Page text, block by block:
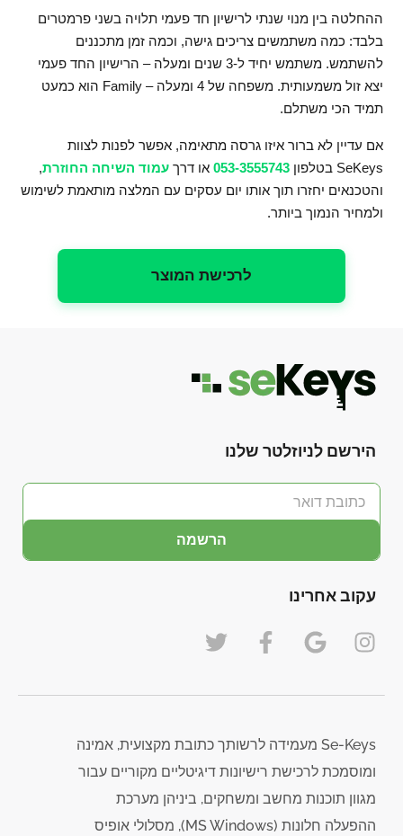
ההחלטה בין מנוי שנתי לרישיון חד פעמי תלויה בשני פרמטרים
בלבד: כמה משתמשים צריכים גישה, וכמה זמן מתכננים
להשתמש. משתמש יחיד ל-3 שנים ומעלה – הרישיון החד פעמי
יצא זול משמעותית. משפחה של 4 ומעלה – Family הוא כמעט
תמיד הכי משתלם.
אם עדיין לא ברור איזו גרסה מתאימה, אפשר לפנות לצוות
SeKeys בטלפון
053-3555743 או דרךעמוד השיחה החוזרת,
והטכנאים יחזרו תוך אותו יום עסקים עם המלצה מותאמת לשימוש
ולמחיר הנמוך ביותר.
לרכישת המוצר
הירשם לניוזלטר שלנו
הרשמה
עקוב אחרינו
Se-Keys מעמידה לרשותך כתובת מקצועית, אמינה
ומוסמכת לרכישת רישיונות דיגיטליים מקוריים עבור
מגוון תוכנות מחשב ומשחקים, ביניהן מערכת
ההפעלה חלונות (MS Windows), מסלולי אופיס